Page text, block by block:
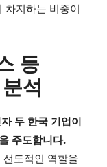
차지하는 비중이
등
석
두 한국 기업이
주도합니다.
도적인 역할을